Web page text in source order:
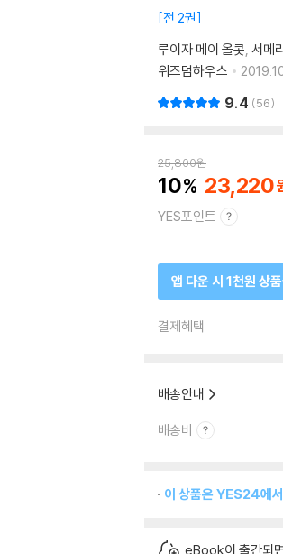
전 2권
루이자 메이 올콧 서메
위즈덤하우스
9.4 56
25,800원
10 23,220
YES포인트
앱 다운 시 1천원 상
결제혜택
배송안내
배송비
이 상품은 YES24에
eBook이 출간되